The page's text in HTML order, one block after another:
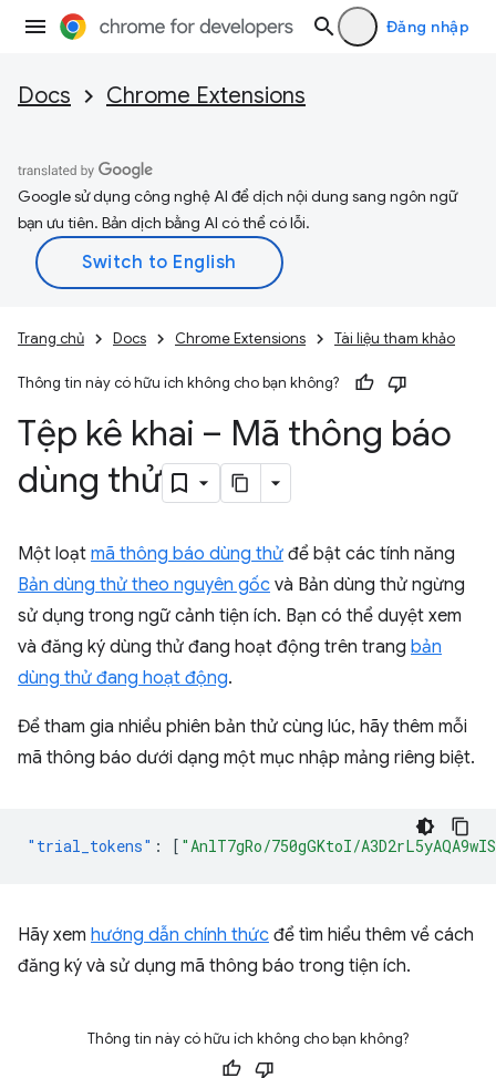
Đăng nhập
Docs Chrome Extensions
Google sử dụng công nghệ AI để dịch nội dung sang ngôn ngữ
bạn ưu tiên. Bản dịch bằng AI có thể có lỗi.
Trang chủ Docs Chrome Extensions Tài liệu tham khảo
Thông tin này có hữu ích không cho bạn không?
Tệp kê khai – Mã thông báo
dùng thử
Một loạt mã thông báo dùng thử để bật các tính năng
Bản dùng thử theo nguyên gốc và Bản dùng thử ngừng
sử dụng trong ngữ cảnh tiện ích. Bạn có thể duyệt xem
và đăng ký dùng thử đang hoạt động trên trang bản
dùng thử đang hoạt động.
Để tham gia nhiều phiên bản thử cùng lúc, hãy thêm mỗi
mã thông báo dưới dạng một mục nhập mảng riêng biệt.
"trial_tokens" : [ "AnlT7gRo/750gGKtoI/
Hãy xem hướng dẫn chính thức để tìm hiểu thêm về cách
đăng ký và sử dụng mã thông báo trong tiện ích.
Thông tin này có hữu ích không cho bạn không?